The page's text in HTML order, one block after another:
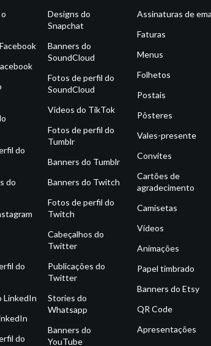
do
do
do
LinkedIn
do
Designs do
Snapchat
Banners do
SoundCloud
Fotos de perfil do
SoundCloud
Vídeos do TikTok
Fotos de perfil do
Tumblr
Banners do Tumblr
Banners do Twitch
Fotos de perfil do
Twitch
Cabeçalhos do
Twitter
Publicações do
Twitter
Stories do
Whatsapp
Banners do
YouTube
Assinaturas de
Faturas
Menus
Folhetos
Postais
Pôsteres
Vales-presente
Convites
Cartões de
agradecimento
Camisetas
Vídeos
Animações
Papel timbrado
Banners do Etsy
QR Code
Apresentações